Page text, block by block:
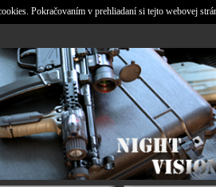
Pokračovaním v prehliadaní si tejto webovej